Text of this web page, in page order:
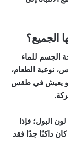
الجميع؟
الجسم للماء
نوعية الطعام،
أو يعيش في طقس
البول؛ فإذا
داكنًا جدًا فقد